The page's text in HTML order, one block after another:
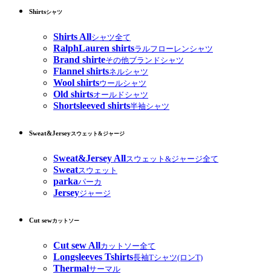
Shirtsシャツ
Shirts Allシャツ全て
RalphLauren shirtsラルフローレンシャツ
Brand shirteその他ブランドシャツ
Flannel shirtsネルシャツ
Wool shirtsウールシャツ
Old shirtsオールドシャツ
Shortsleeved shirts半袖シャツ
Sweat&Jerseyスウェット&ジャージ
Sweat&Jersey Allスウェット&ジャージ全て
Sweatスウェット
parkaパーカ
Jerseyジャージ
Cut sewカットソー
Cut sew Allカットソー全て
Longsleeves Tshirts長袖Tシャツ(ロンT)
Thermalサーマル